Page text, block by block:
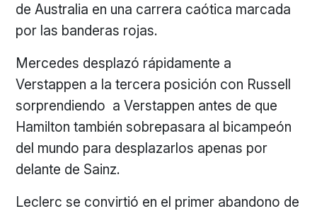
de Australia en una carrera caótica marcada
por las banderas rojas.
Mercedes desplazó rápidamente a
Verstappen a la tercera posición con Russell
sorprendiendo a Verstappen antes de que
Hamilton también sobrepasara al bicampeón
del mundo para desplazarlos apenas por
delante de Sainz.
Leclerc se convirtió en el primer abandono de